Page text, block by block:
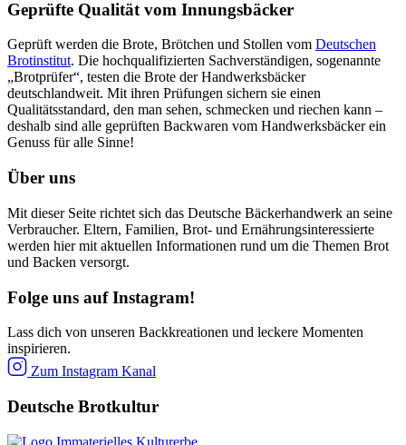
Geprüfte Qualität vom Innungsbäcker
Geprüft werden die Brote, Brötchen und Stollen vom Deutschen
Brotinstitut. Die hochqualifizierten Sachverständigen, sogenannte
„Brotprüfer“, testen die Brote der Handwerksbäcker
deutschlandweit. Mit ihren Prüfungen sichern sie einen
Qualitätsstandard, den man sehen, schmecken und riechen kann –
deshalb sind alle geprüften Backwaren vom Handwerksbäcker ein
Genuss für alle Sinne!
Über uns
Mit dieser Seite richtet sich das Deutsche Bäckerhandwerk an seine
Verbraucher. Eltern, Familien, Brot- und Ernährungsinteressierte
werden hier mit aktuellen Informationen rund um die Themen Brot
und Backen versorgt.
Folge uns auf Instagram!
Lass dich von unseren Backkreationen und leckere Momenten
inspirieren.
Zum Instagram Kanal
Deutsche Brotkultur